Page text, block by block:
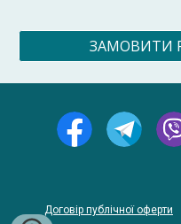
ЗАМОВИТИ
Договір публічної оферти